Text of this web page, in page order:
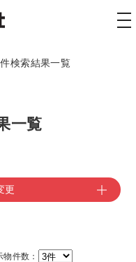
検索結果一覧
一覧
更
物件数：